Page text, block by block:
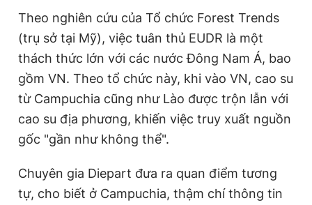
Theo nghiên cứu của Tổ chức Forest Trends
(trụ sở tại Mỹ), việc tuân thủ EUDR là một
thách thức lớn với các nước Đông Nam Á, bao
gồm VN. Theo tổ chức này, khi vào VN, cao su
từ Campuchia cũng như Lào được trộn lẫn với
cao su địa phương, khiến việc truy xuất nguồn
gốc "gần như không thể".
Chuyên gia Diepart đưa ra quan điểm tương
tự, cho biết ở Campuchia, thậm chí thông tin